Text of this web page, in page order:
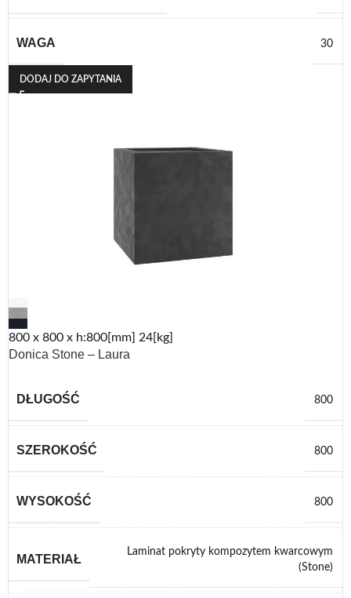
WAGA 30
DODAJ DO ZAPYTANIA
800 x 800 x h:800[mm] 24[kg]
Donica Stone – Laura
DŁUGOŚĆ 800
SZEROKOŚĆ 800
WYSOKOŚĆ 800
MATERIAŁ
Laminat pokryty kompozytem kwarcowym
(Stone)